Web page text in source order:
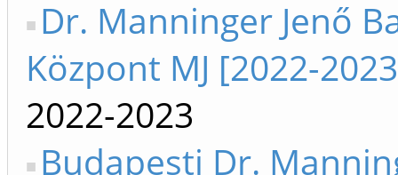
Dr. Manninger Jenő
Központ MJ [2022-
2022-2023
Budapesti Dr.